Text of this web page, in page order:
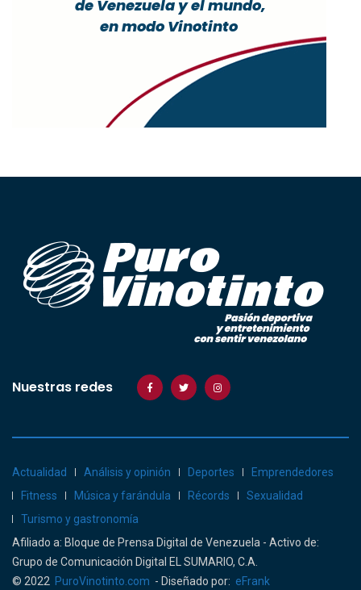
Nuestras redes
Actualidad Análisis y opinión Deportes
Emprendedores
Fitness
Música y farándula Récords
Sexualidad
Turismo y gastronomía
Afiliado a: Bloque de Prensa Digital de Venezuela - Activo de:
Grupo de Comunicación Digital EL SUMARIO, C.A.
© 2022 PuroVinotinto.com - Diseñado por: eFrank